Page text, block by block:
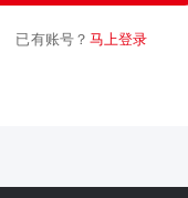
已有账号？ 马上登录